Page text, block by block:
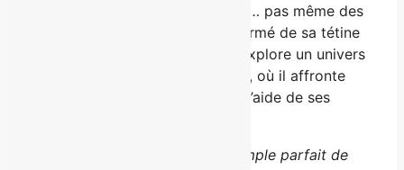
ans et demi qui n’a peur de rien… pas même des
monstres tapis dans l’ombre ! Armé de sa tétine
et de son kangourou rouge, il explore un univers
souterrain sombre et inquiétant, où il affronte
des créatures terrifiantes avec l’aide de ses
Guiby le superbébé! est l’exemple parfait de